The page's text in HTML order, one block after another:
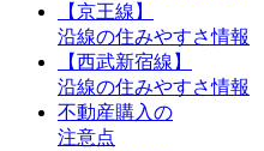
【京王線】
沿線の住みやすさ情報
【西武新宿線】
沿線の住みやすさ情報
不動産購入の
注意点